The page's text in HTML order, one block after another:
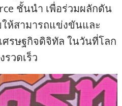
ชั้นนำ เพื่อร่วมผลักดัน
ให้สามารถแข่งขันและ
ศรษฐกิจดิจิทัล ในวันที่โลก
วดเร็ว